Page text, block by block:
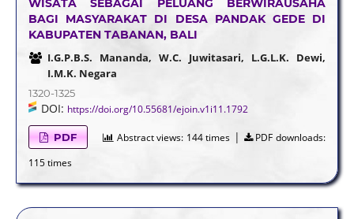
WISATA SEBAGAI PELUANG BERWIRAUSAHA
BAGI MASYARAKAT DI DESA PANDAK GEDE DI
KABUPATEN TABANAN, BALI
I.G.P.B.S. Mananda, W.C. Juwitasari, L.G.L.K. Dewi,
I.M.K. Negara
1320-1325
DOI: https://doi.org/10.55681/ejoin.v1i11.1792
PDF Abstract views: 144 times |
PDF downloads:
115 times